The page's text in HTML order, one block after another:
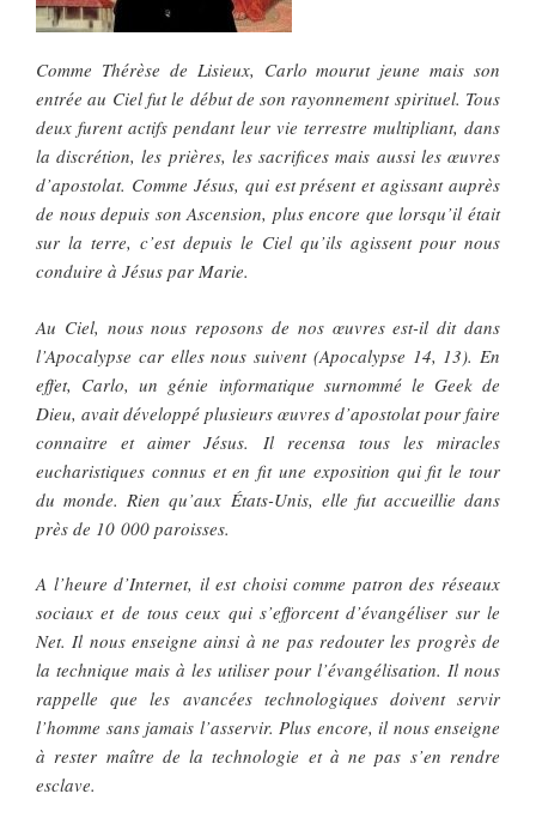
Comme Thérèse de Lisieux, Carlo mourut jeune mais son
entrée au Ciel fut le début de son rayonnement spirituel. Tous
deux furent actifs pendant leur vie terrestre multipliant, dans
la discrétion, les prières, les sacrifices mais aussi les œuvres
d’apostolat. Comme Jésus, qui est présent et agissant auprès
de nous depuis son Ascension, plus encore que lorsqu’il était
sur la terre, c’est depuis le Ciel qu’ils agissent pour nous
conduire à Jésus par Marie.
Au Ciel, nous nous reposons de nos œuvres est-il dit dans
l’Apocalypse car elles nous suivent (Apocalypse 14, 13). En
effet, Carlo, un génie informatique surnommé le Geek de
Dieu, avait développé plusieurs œuvres d’apostolat pour faire
connaitre et aimer Jésus. Il recensa tous les miracles
eucharistiques connus et en fit une exposition qui fit le tour
du monde. Rien qu’aux États-Unis, elle fut accueillie dans
près de 10 000 paroisses.
A l’heure d’Internet, il est choisi comme patron des réseaux
sociaux et de tous ceux qui s’efforcent d’évangéliser sur le
Net. Il nous enseigne ainsi à ne pas redouter les progrès de
la technique mais à les utiliser pour l’évangélisation. Il nous
rappelle que les avancées technologiques doivent servir
l’homme sans jamais l’asservir. Plus encore, il nous enseigne
à rester maître de la technologie et à ne pas s’en rendre
esclave.